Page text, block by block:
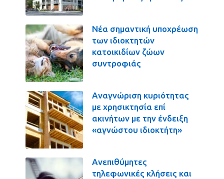
Νέα σημαντική υποχρέωση
των ιδιοκτητών
κατοικιδίων ζώων
συντροφιάς
Αναγνώριση κυριότητας
με χρησικτησία επί
ακινήτων με την ένδειξη
«αγνώστου ιδιοκτήτη»
Ανεπιθύμητες
τηλεφωνικές κλήσεις και